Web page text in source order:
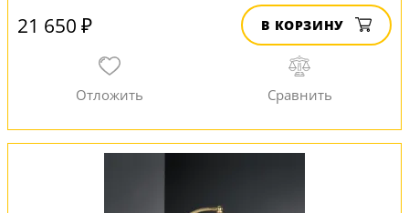
21 650 ₽ В КОРЗИНУ